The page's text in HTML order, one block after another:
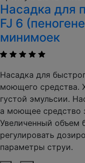
Насадка для
FJ 6
минимоек
Насадка для
моющего средства.
густой эмульсии.
а моющее средство
Увеличенный объем
регулировать
параметры струи.